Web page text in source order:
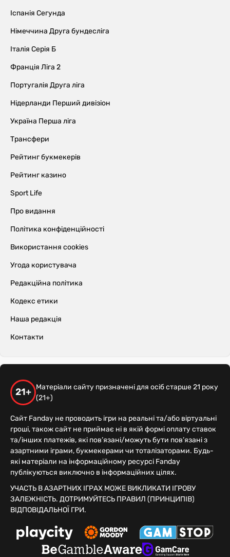
Іспанія Сегунда
Німеччина Друга бундесліга
Італія Серія Б
Франція Ліга 2
Португалія Друга ліга
Нідерланди Перший дивізіон
Україна Перша ліга
Трансфери
Рейтинг букмекерів
Рейтинг казино
Sport Life
Про видання
Політика конфіденційності
Використання cookies
Угода користувача
Редакційна політика
Кодекс етики
Наша редакція
Контакти
21+
Матеріали сайту призначені для осіб старше 21 року
(21+)
Сайт Fanday не проводить ігри на реальні та/або віртуальні
гроші, також сайт не приймає ні в якій формі оплату ставок
та/інших платежів, які пов’язані/можуть бути пов’язані з
азартними іграми, букмекерами чи тоталізаторами. Будь-
які матеріали на інформаційному ресурсі Fanday
публікуються виключно в інформаційних цілях.
УЧАСТЬ В АЗАРТНИХ ІГРАХ МОЖЕ ВИКЛИКАТИ ІГРОВУ
ЗАЛЕЖНІСТЬ. ДОТРИМУЙТЕСЬ ПРАВИЛ (ПРИНЦИПІВ)
ВІДПОВІДАЛЬНОЇ ГРИ.